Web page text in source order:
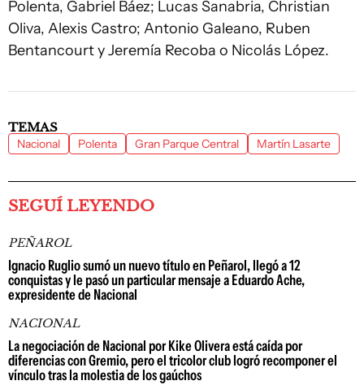
Polenta, Gabriel Báez; Lucas Sanabria, Christian
Oliva, Alexis Castro; Antonio Galeano, Ruben
Bentancourt y Jeremía Recoba o Nicolás López.
TEMAS
Nacional Polenta Gran Parque Central Martín Lasarte
SEGUÍ LEYENDO
PEÑAROL
Ignacio Ruglio sumó un nuevo título en Peñarol, llegó a 12
conquistas y le pasó un particular mensaje a Eduardo Ache,
expresidente de Nacional
NACIONAL
La negociación de Nacional por Kike Olivera está caída por
diferencias con Gremio, pero el tricolor club logró recomponer el
vínculo tras la molestia de los gaúchos